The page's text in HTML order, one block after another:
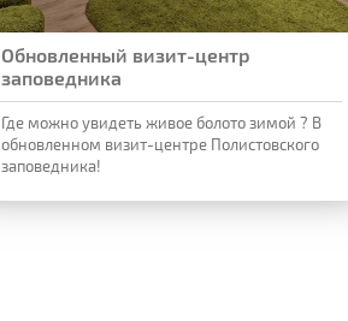
Обновленный визит-центр
заповедника
Где можно увидеть живое болото зимой ? В
обновленном визит-центре Полистовского
заповедника!